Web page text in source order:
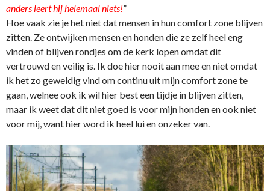
anders leert hij helemaal niets!”
Hoe vaak zie je het niet dat mensen in hun comfort zone blijven
zitten. Ze ontwijken mensen en honden die ze zelf heel eng
vinden of blijven rondjes om de kerk lopen omdat dit
vertrouwd en veilig is. Ik doe hier nooit aan mee en niet omdat
ik het zo geweldig vind om continu uit mijn comfort zone te
gaan, welnee ook ik wil hier best een tijdje in blijven zitten,
maar ik weet dat dit niet goed is voor mijn honden en ook niet
voor mij, want hier word ik heel lui en onzeker van.